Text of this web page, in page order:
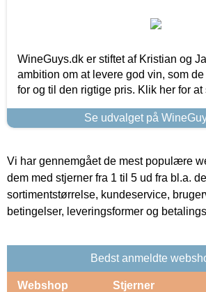
WineGuys.dk er stiftet af Kristian og
ambition om at levere god vin, som
for og til den rigtige pris. Klik her for
Se udvalget på
Vi har gennemgået de mest populære
dem med stjerner fra 1 til 5 ud fra bl.a.
sortimentstørrelse, kundeservice,
betingelser, leveringsformer og
Bedst anmeldte
Webshop Stjerner